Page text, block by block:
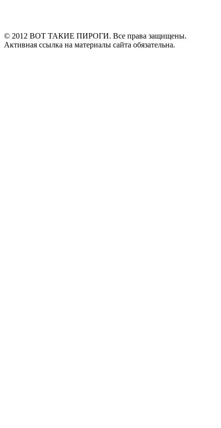
© 2012 ВОТ ТАКИЕ ПИРОГИ. Все права защищены.
Активная ссылка на материалы сайта обязательна.